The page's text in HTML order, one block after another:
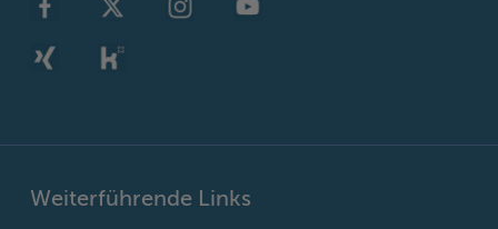
Weiterführende Links